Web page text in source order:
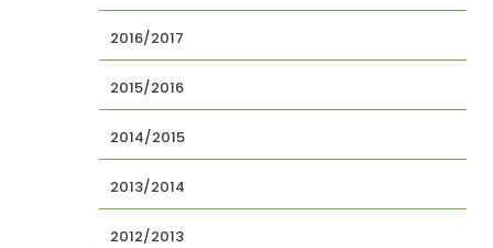
2016/2017
2015/2016
2014/2015
2013/2014
2012/2013